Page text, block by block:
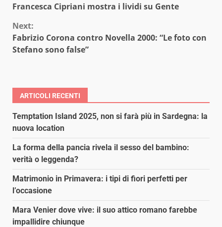
Reading
Francesca Cipriani mostra i lividi su Gente
Next:
Fabrizio Corona contro Novella 2000: “Le foto con
Stefano sono false”
ARTICOLI RECENTI
Temptation Island 2025, non si farà più in Sardegna: la
nuova location
La forma della pancia rivela il sesso del bambino:
verità o leggenda?
Matrimonio in Primavera: i tipi di fiori perfetti per
l’occasione
Mara Venier dove vive: il suo attico romano farebbe
impallidire chiunque